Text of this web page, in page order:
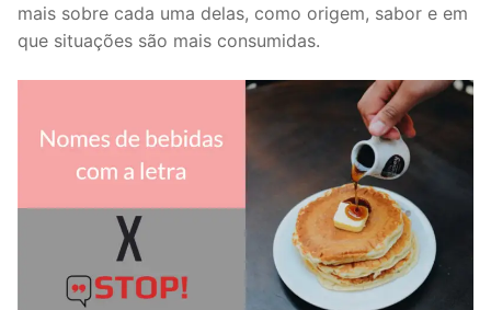
mais sobre cada uma delas, como origem, sabor e em
que situações são mais consumidas.